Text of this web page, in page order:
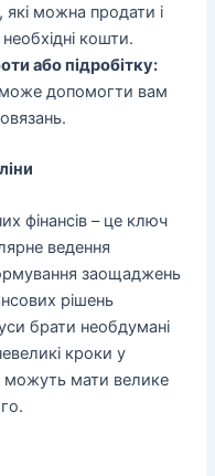
можна продати і
кошти.
або підробітку:
допомогти вам
фінансів – це ключ
ведення
заощаджень
рішень
брати необдумані
кроки у
можуть мати велике